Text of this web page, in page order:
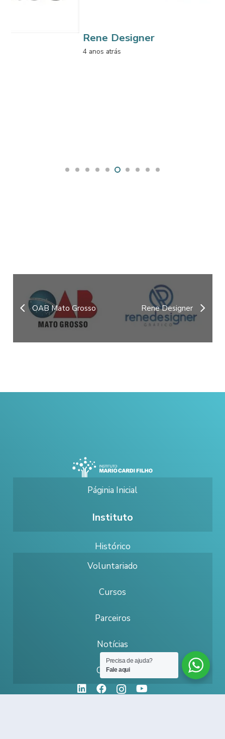
Rene Designer
4 anos atrás
OAB Mato Grosso Rene Designer
Páginia Inicial
Instituto
Histórico
Voluntariado
Cursos
Parceiros
Notícias
Contato
Precisa de ajuda?
Fale aqui